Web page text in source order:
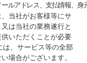
ルアドレス、支払情報、身
当社がお客様等にサ
は当社の業務遂行と
いただくことが必要
は、サービス等の全部
場合がございます。